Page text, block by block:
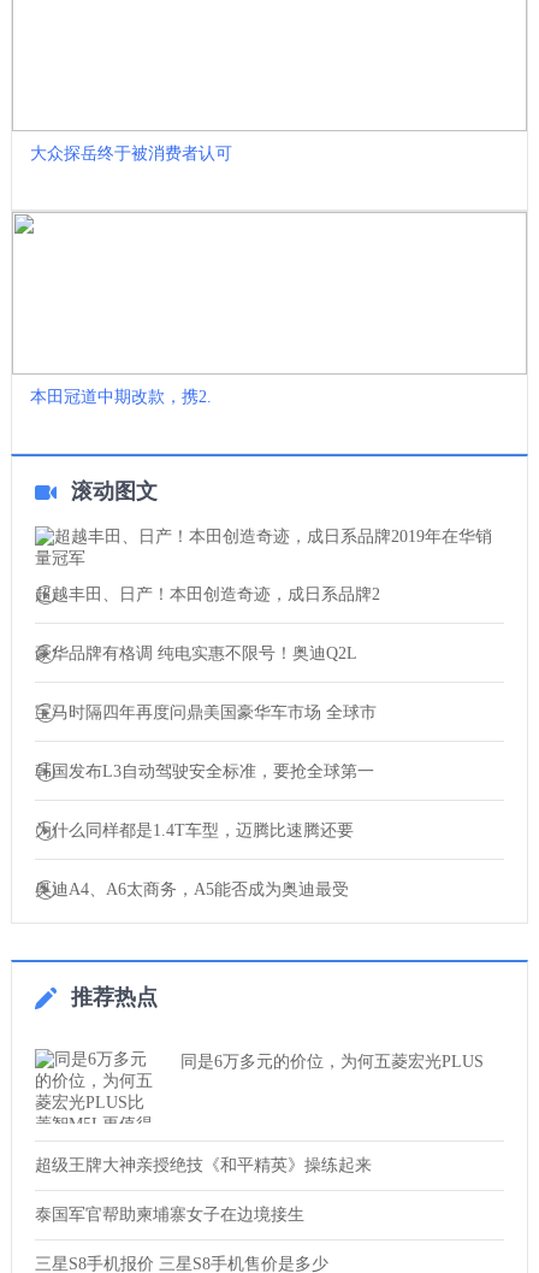
大众探岳终于被消费者认可
本田冠道中期改款，携2.
滚动图文
超越丰田、日产！本田创造奇迹，成日系品牌2
豪华品牌有格调 纯电实惠不限号！奥迪Q2L
宝马时隔四年再度问鼎美国豪华车市场 全球市
韩国发布L3自动驾驶安全标准，要抢全球第一
为什么同样都是1.4T车型，迈腾比速腾还要
奥迪A4、A6太商务，A5能否成为奥迪最受
推荐热点
同是6万多元的价位，为何五菱宏光PLUS
超级王牌大神亲授绝技《和平精英》操练起来
泰国军官帮助柬埔寨女子在边境接生
三星S8手机报价 三星S8手机售价是多少